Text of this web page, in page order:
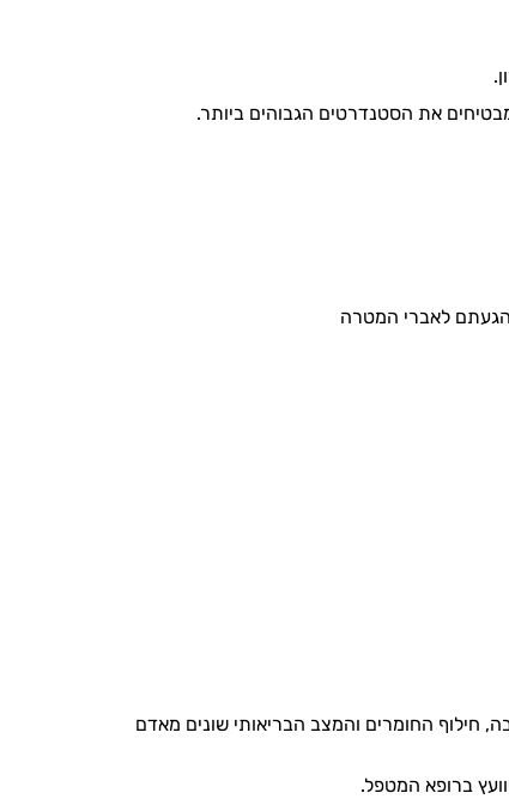
את הסטנדרטים הגבוהים ביותר.
חילוף החומרים והמצב הבריאותי שונים מאדם
ברופא המטפל.